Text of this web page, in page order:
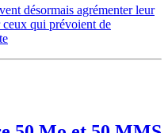
désormais agrémenter leur
ceux qui prévoient de